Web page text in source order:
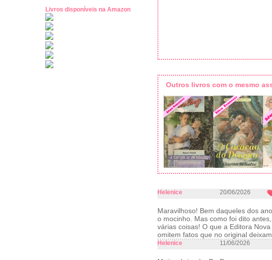
Livros disponíveis na Amazon
Outros livros com o mesmo
Helenice 20/06/2026
Maravilhoso! Bem daqueles dos
o mocinho. Mas como foi dito
várias coisas! O que a Editora
omitem fatos que no original
Helenice 11/06/2026